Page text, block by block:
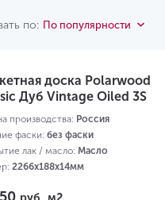
по: По популярности
доска Polarwood
Дуб Vintage Oiled 3S
производства: Россия
фаски: без фаски
лак / масло: Масло
2266х188х14мм